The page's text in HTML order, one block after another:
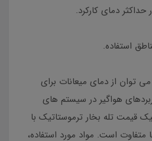
توان از دمای میعانات برای
هواگیر در سیستم های
قیمت تله بخار ترموستاتیک با
متفاوت است. مواد مورد استفاده،